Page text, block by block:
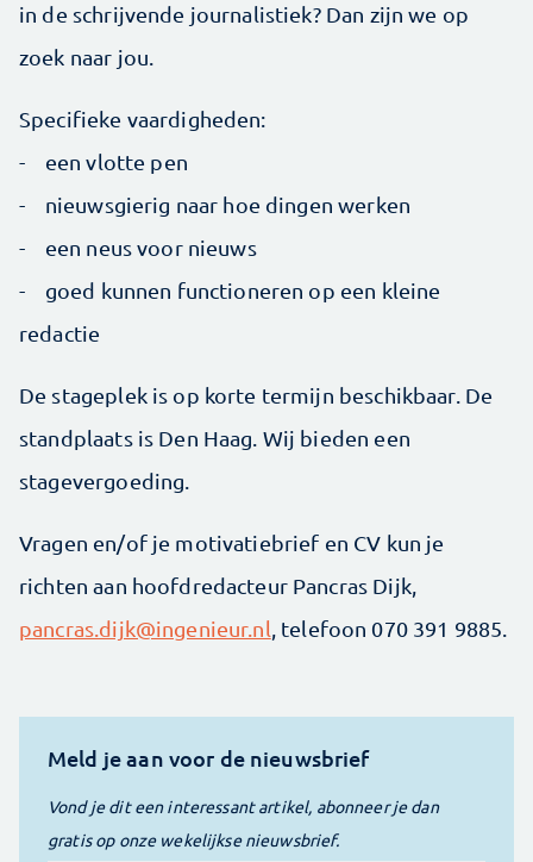
in de schrijvende journalistiek? Dan zijn we op
zoek naar jou.
Specifieke vaardigheden:
- een vlotte pen
- nieuwsgierig naar hoe dingen werken
- een neus voor nieuws
- goed kunnen functioneren op een kleine
redactie
De stageplek is op korte termijn beschikbaar. De
standplaats is Den Haag. Wij bieden een
stagevergoeding.
Vragen en/of je motivatiebrief en CV kun je
richten aan hoofdredacteur Pancras Dijk,
pancras.dijk@ingenieur.nl, telefoon 070 391 9885.
Meld je aan voor de nieuwsbrief
Vond je dit een interessant artikel, abonneer je dan
gratis op onze wekelijkse nieuwsbrief.